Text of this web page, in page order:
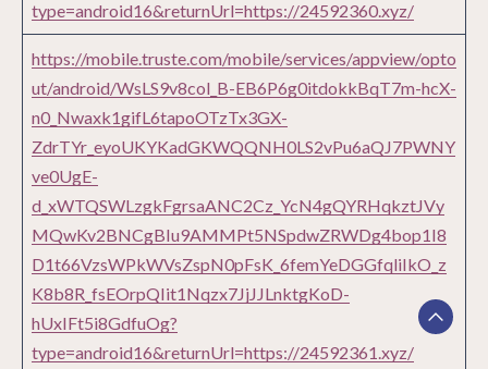
type=android16&returnUrl=https://24592360.xyz/
https://mobile.truste.com/mobile/services/appview/opto
ut/android/WsLS9v8col_B-EB6P6g0itdokkBqT7m-hcX-
n0_Nwaxk1gifL6tapoOTzTx3GX-
ZdrTYr_eyoUKYKadGKWQQNH0LS2vPu6aQJ7PWNY
ve0UgE-
d_xWTQSWLzgkFgrsaANC2Cz_YcN4gQYRHqkztJVy
MQwKv2BNCgBIu9AMMPt5NSpdwZRWDg4bop1I8
D1t66VzsWPkWVsZspN0pFsK_6femYeDGGfqliIkO_z
K8b8R_fsEOrpQIit1Nqzx7JjJJLnktgKoD-
hUxIFt5i8GdfuOg?
type=android16&returnUrl=https://24592361.xyz/